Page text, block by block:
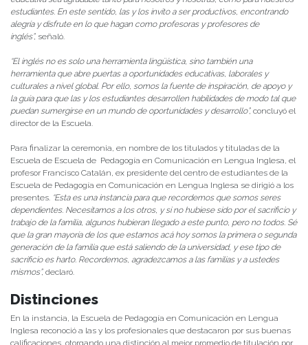
estudiantes. En este sentido, las y los invito a ser productivos, encontrando
alegría y disfrute en lo que hagan como profesoras y profesores de
inglés”, señaló.
“El inglés no es solo una herramienta lingüística, sino también una
herramienta que abre puertas a oportunidades educativas, laborales y
culturales a nivel global. Por ello, somos la fuente de inspiración, de apoyo y
la guía para que las y los estudiantes desarrollen habilidades de modo tal que
puedan sumergirse en un mundo de oportunidades y desarrollo”, concluyó el
director de la Escuela.
Para finalizar la ceremonia, en nombre de los titulados y tituladas de la
Escuela de Escuela de Pedagogía en Comunicación en Lengua Inglesa, el
profesor Francisco Catalán, ex presidente del centro de estudiantes de la
Escuela de Pedagogía en Comunicación en Lengua Inglesa se dirigió a los
presentes. “Esta es una instancia para que recordemos que somos seres
dependientes. Necesitamos a los otros, y si no hubiese sido por el sacrificio y
trabajo de la familia, algunos hubieran llegado a este punto, pero no todos. Sé
que la gran mayoría de los que estamos acá hoy somos la primera o segunda
generación de la familia que está saliendo de la universidad, y ese tipo de
sacrificio es harto. Recordemos, agradezcamos a las familias y a ustedes
mismos”, declaró.
Distinciones
En la instancia, la Escuela de Pedagogía en Comunicación en Lengua
Inglesa reconoció a las y los profesionales que destacaron por sus buenas
calificaciones, otorgando una distinción al mejor promedio de titulación por